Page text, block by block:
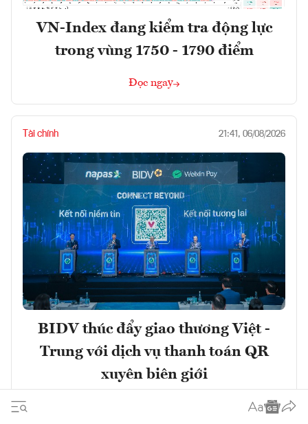
VN-Index đang kiểm tra động lực
trong vùng 1750 - 1790 điểm
Đọc ngay
Tài chính 21:41, 06/08/2026
BIDV thúc đẩy giao thương Việt -
Trung với dịch vụ thanh toán QR
xuyên biên giới